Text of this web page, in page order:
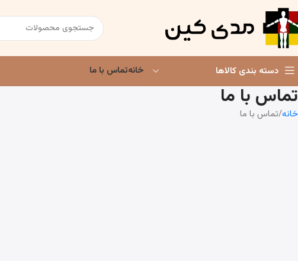
دسته بندی کالاها خانهتماس با ما
تماس با ما
خانه تماس با ما